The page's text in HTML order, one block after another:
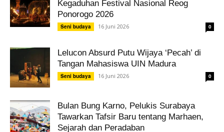
Kegaduhan Festival Nasional Reog
Ponorogo 2026
Seni budaya 16 Juni 2026 0
Lelucon Absurd Putu Wijaya ‘Pecah’ di
Tangan Mahasiswa UIN Madura
Seni budaya 16 Juni 2026 0
Bulan Bung Karno, Pelukis Surabaya
Tawarkan Tafsir Baru tentang Marhaen,
Sejarah dan Peradaban